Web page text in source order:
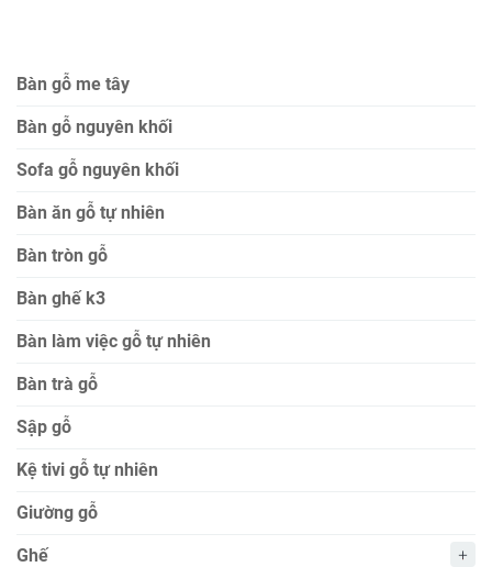
Bàn gỗ me tây
Bàn gỗ nguyên khối
Sofa gỗ nguyên khối
Bàn ăn gỗ tự nhiên
Bàn tròn gỗ
Bàn ghế k3
Bàn làm việc gỗ tự nhiên
Bàn trà gỗ
Sập gỗ
Kệ tivi gỗ tự nhiên
Giường gỗ
Ghế